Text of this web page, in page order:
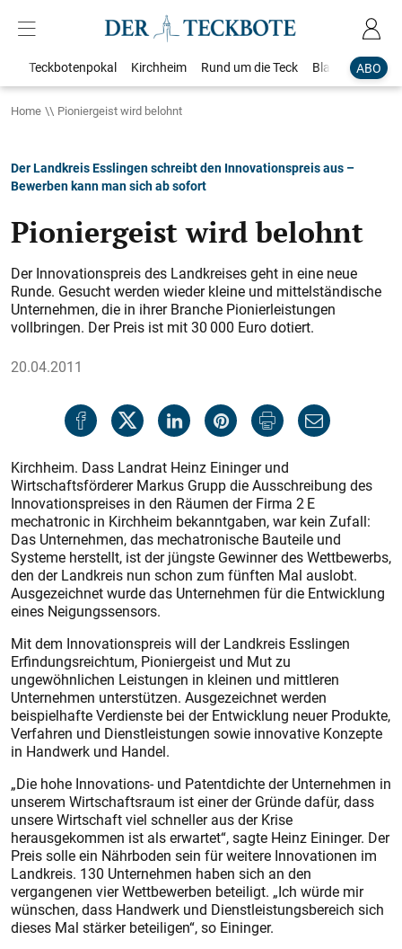
ABO
Teckbotenpokal Kirchheim Rund um die Teck Blaulicht
Home Pioniergeist wird belohnt
Der Landkreis Esslingen schreibt den Innovationspreis aus –
Bewerben kann man sich ab sofort
Pioniergeist wird belohnt
Der Innovationspreis des Landkreises geht in eine neue
Runde. Gesucht werden wieder kleine und mittelständische
Unternehmen, die in ihrer Branche Pionierleistungen
vollbringen. Der Preis ist mit 30 000 Euro dotiert.
20.04.2011
Kirchheim. Dass Landrat Heinz Eininger und
Wirtschaftsförderer Markus Grupp die Ausschreibung des
Innovationspreises in den Räumen der Firma 2 E
mechatronic in Kirchheim bekanntgaben, war kein Zufall:
Das Unternehmen, das mechatronische Bauteile und
Systeme herstellt, ist der jüngste Gewinner des Wettbewerbs,
den der Landkreis nun schon zum fünften Mal auslobt.
Ausgezeichnet wurde das Unternehmen für die Entwicklung
eines Neigungssensors.
Mit dem Innovationspreis will der Landkreis Esslingen
Erfindungsreichtum, Pioniergeist und Mut zu
ungewöhnlichen Leistungen in kleinen und mittleren
Unternehmen unterstützen. Ausgezeichnet werden
beispielhafte Verdienste bei der Entwicklung neuer Produkte,
Verfahren und Dienstleistungen sowie innovative Konzepte
in Handwerk und Handel.
„Die hohe Innovations- und Patentdichte der Unternehmen in
unserem Wirtschaftsraum ist einer der Gründe dafür, dass
unsere Wirtschaft viel schneller aus der Krise
herausgekommen ist als erwartet“, sagte Heinz Eininger. Der
Preis solle ein Nährboden sein für weitere Innovationen im
Landkreis. 130 Unternehmen haben sich an den
vergangenen vier Wettbewerben beteiligt. „Ich würde mir
wünschen, dass Handwerk und Dienstleis­tungsbereich sich
dieses Mal stärker beteiligen“, so Eininger.